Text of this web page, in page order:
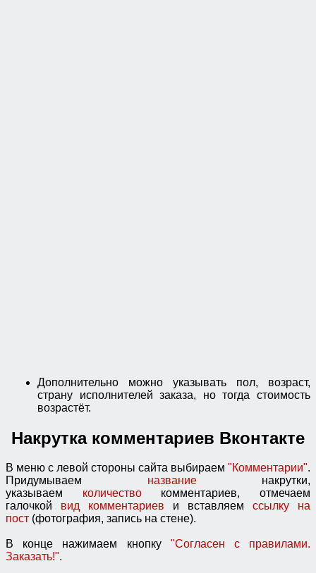
Дополнительно можно указывать пол, возраст,
страну исполнителей заказа, но тогда стоимость
возрастёт.
Накрутка комментариев Вконтакте
В меню с левой стороны сайта выбираем "Комментарии".
Придумываем название накрутки,
указываем количествокомментариев, отмечаем
галочкой вид комментариев и вставляем ссылку на
пост (фотография, запись на стене).
В конце нажимаем кнопку"Согласен с правилами.
Заказать!".